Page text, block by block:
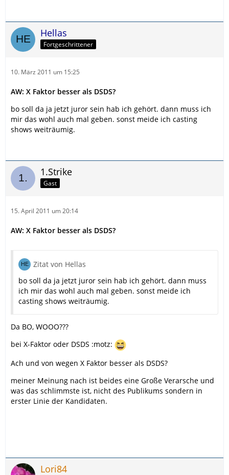
Hellas
Fortgeschrittener
10. März 2011 um 15:25
AW: X Faktor besser als DSDS?
bo soll da ja jetzt juror sein hab ich gehört. dann muss ich
mir das wohl auch mal geben. sonst meide ich casting
shows weiträumig.
1.Strike
Gast
15. April 2011 um 20:14
AW: X Faktor besser als DSDS?
Zitat von Hellas
bo soll da ja jetzt juror sein hab ich gehört. dann muss
ich mir das wohl auch mal geben. sonst meide ich
casting shows weiträumig.
Da BO, WOOO???
bei X-Faktor oder DSDS :motz:
Ach und von wegen X Faktor besser als DSDS?
meiner Meinung nach ist beides eine Große Verarsche und
was das schlimmste ist, nicht des Publikums sondern in
erster Linie der Kandidaten.
Lori84